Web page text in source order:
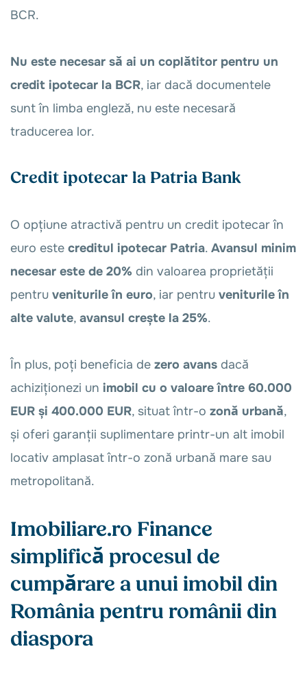
BCR.
Nu este necesar să ai un coplătitor pentru un
credit ipotecar la BCR, iar dacă documentele
sunt în limba engleză, nu este necesară
traducerea lor.
Credit ipotecar la Patria Bank
O opțiune atractivă pentru un credit ipotecar în
euro este creditul ipotecar Patria. Avansul minim
necesar este de 20% din valoarea proprietății
pentru veniturile în euro, iar pentru veniturile în
alte valute, avansul crește la 25%.
În plus, poți beneficia de zero avans dacă
achiziționezi un imobil cu o valoare între 60.000
EUR și 400.000 EUR, situat într-o zonă urbană,
și oferi garanții suplimentare printr-un alt imobil
locativ amplasat într-o zonă urbană mare sau
metropolitană.
Imobiliare.ro Finance
simplifică procesul de
cumpărare a unui imobil din
România pentru românii din
diaspora